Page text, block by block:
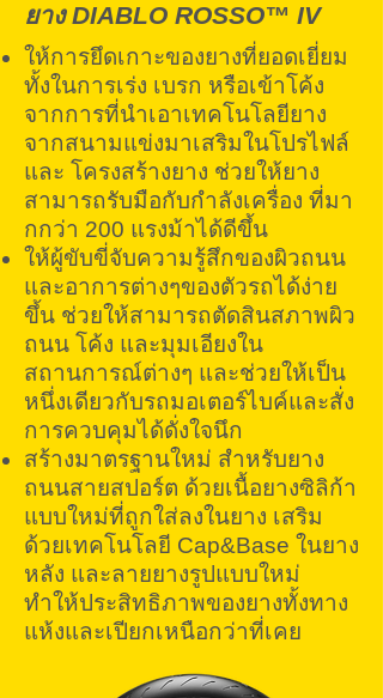
ยาง DIABLO ROSSO™ IV
ให้การยึดเกาะของยางที่ยอดเยี่ยม
ทั้งในการเร่ง เบรก หรือเข้าโค้ง
จากการที่นำเอาเทคโนโลยียาง
จากสนามแข่งมาเสริมในโปรไฟล์
และ โครงสร้างยาง ช่วยให้ยาง
สามารถรับมือกับกำลังเครื่อง ที่มา
กกว่า 200 แรงม้าได้ดีขึ้น
ให้ผู้ขับขี่จับความรู้สึกของผิวถนน
และอาการต่างๆของตัวรถได้ง่าย
ขึ้น ช่วยให้สามารถตัดสินสภาพผิว
ถนน โค้ง และมุมเอียงใน
สถานการณ์ต่างๆ และช่วยให้เป็น
หนึ่งเดียวกับรถมอเตอร์ไบค์และสั่ง
การควบคุมได้ดั่งใจนึก
สร้างมาตรฐานใหม่ สำหรับยาง
ถนนสายสปอร์ต ด้วยเนื้อยางซิลิก้า
แบบใหม่ที่ถูกใส่ลงในยาง เสริม
ด้วยเทคโนโลยี Cap&Base ในยาง
หลัง และลายยางรูปแบบใหม่
ทำให้ประสิทธิภาพของยางทั้งทาง
แห้งและเปียกเหนือกว่าที่เคย